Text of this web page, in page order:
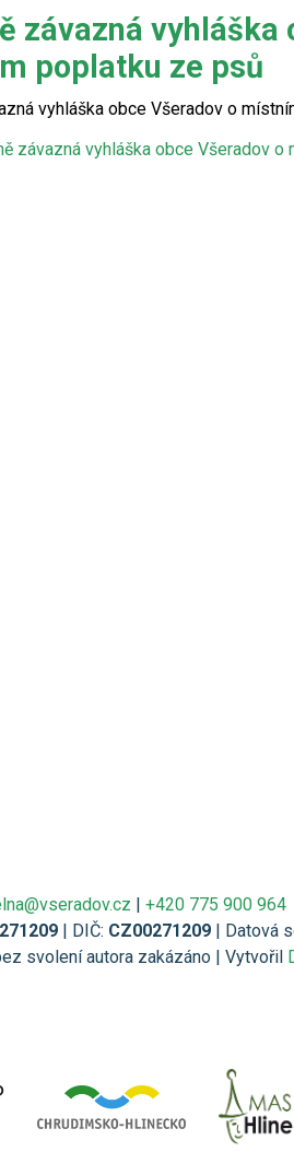
závazná vyhláška
poplatku ze psů
vyhláška obce Všeradov o
závazná vyhláška obce Všeradov
| +420 775 900 964
| DIČ: CZ00271209 | Datová
svolení autora zakázáno | Vytvořil